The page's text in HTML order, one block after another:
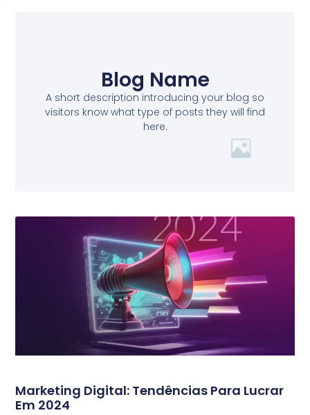
Blog Name
A short description introducing your blog so
visitors know what type of posts they will find
here.
Marketing Digital: Tendências Para Lucrar
Em 2024